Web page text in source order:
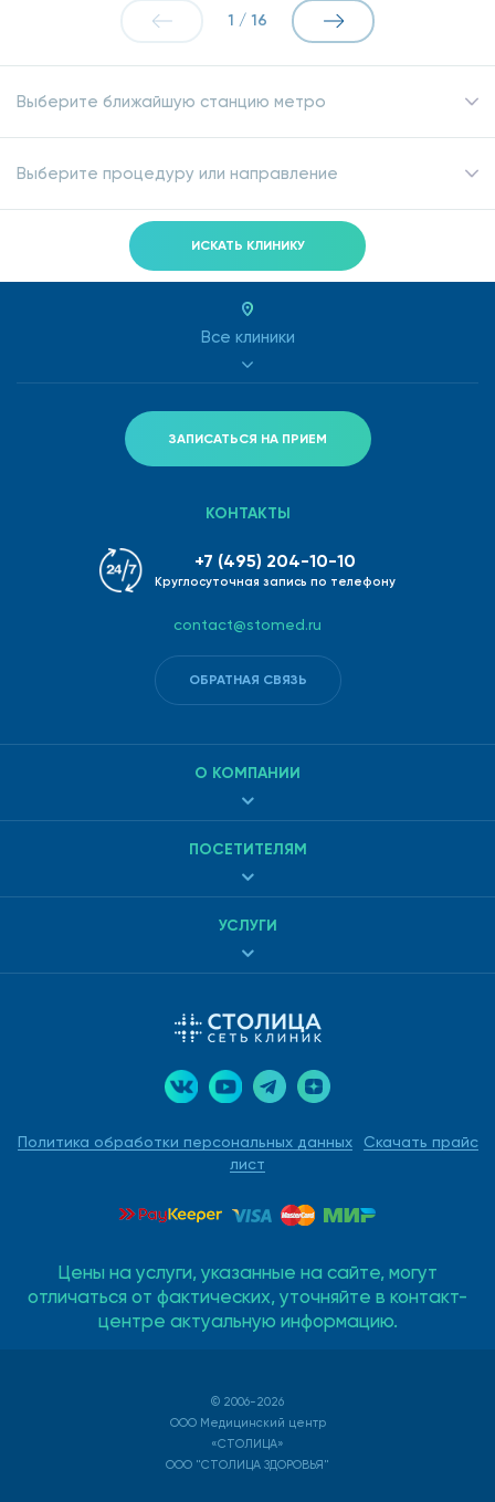
1 / 16
Выберите ближайшую станцию метро
Выберите процедуру или направление
ИСКАТЬ КЛИНИКУ
Все клиники
ЗАПИСАТЬСЯ НА ПРИЕМ
Политика обработки персональных данных
Скачать прайс
лист
О КОМПАНИИ
ПОСЕТИТЕЛЯМ
УСЛУГИ
КОНТАКТЫ
+7 (495) 204-10-10
Круглосуточная запись по телефону
contact@stomed.ru
ОБРАТНАЯ СВЯЗЬ
Цены на услуги, указанные на сайте, могут
отличаться от фактических, уточняйте в контакт-
центре актуальную информацию.
© 2006-2026
ООО Медицинский центр
«СТОЛИЦА»
ООО "СТОЛИЦА ЗДОРОВЬЯ"